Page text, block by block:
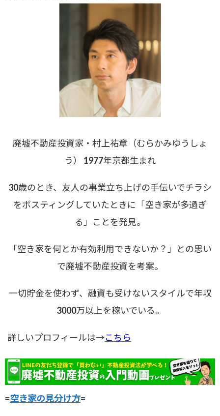
廃墟不動産投資家・村上祐章（むらかみゆうしょ
う） 1977年京都生まれ
30歳のとき、友人の事業立ち上げの手伝いでチラシ
をポスティングしていたときに「空き家が多過ぎ
る」ことを発見。
「空き家を何とか有効利用できないか？」との思い
で廃墟不動産投資を考案。
一切貯金を使わず、融資も受けないスタイルで年収
3000万以上を稼いでいる。
詳しいプロフィールは→こちら
=空き家の見分け方=